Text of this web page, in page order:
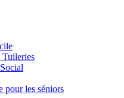
pour les séniors